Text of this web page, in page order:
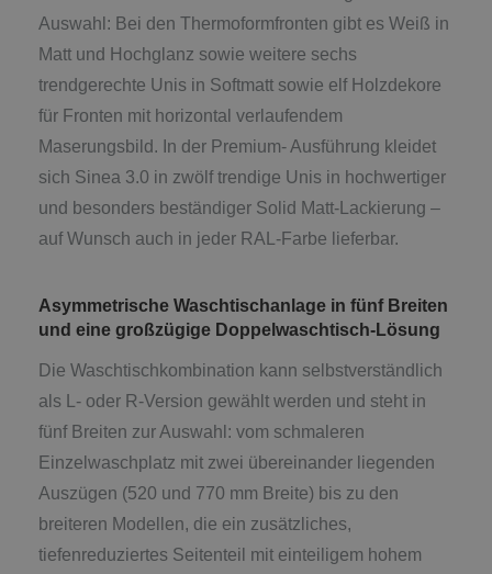
Auswahl: Bei den Thermoformfronten gibt es Weiß in
Matt und Hochglanz sowie weitere sechs
trendgerechte Unis in Softmatt sowie elf Holzdekore
für Fronten mit horizontal verlaufendem
Maserungsbild. In der Premium- Ausführung kleidet
sich Sinea 3.0 in zwölf trendige Unis in hochwertiger
und besonders beständiger Solid Matt-Lackierung –
auf Wunsch auch in jeder RAL-Farbe lieferbar.
Asymmetrische Waschtischanlage in fünf Breiten
und eine großzügige Doppelwaschtisch-Lösung
Die Waschtischkombination kann selbstverständlich
als L- oder R-Version gewählt werden und steht in
fünf Breiten zur Auswahl: vom schmaleren
Einzelwaschplatz mit zwei übereinander liegenden
Auszügen (520 und 770 mm Breite) bis zu den
breiteren Modellen, die ein zusätzliches,
tiefenreduziertes Seitenteil mit einteiligem hohem